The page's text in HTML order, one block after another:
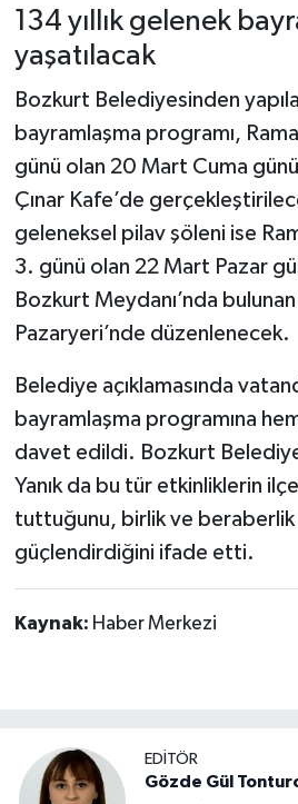
134 yıllık gelenek
yaşatılacak
Bozkurt Belediyesinden
bayramlaşma programı,
günü olan 20 Mart Cuma
Çınar Kafe’de
geleneksel pilav şöleni ise
3. günü olan 22 Mart Pazar
Bozkurt Meydanı’nda
Pazaryeri’nde düzenlenecek.
Belediye açıklamasında
bayramlaşma programına
davet edildi. Bozkurt
Yanık da bu tür etkinliklerin
tuttuğunu, birlik ve beraberlik
güçlendirdiğini ifade etti.
Kaynak: Haber Merkezi
EDİTÖR
Gözde Gül
Karadeniz Haberleri
Ulusal Haberler
Teknoloji Haberleri
Siyaset Haberleri
Dünya Haberleri
Yerel Haberler
Haber Arşivi